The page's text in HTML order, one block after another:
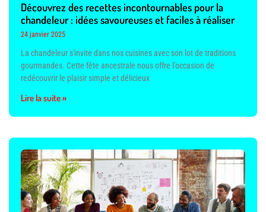
Découvrez des recettes incontournables pour la
chandeleur : idées savoureuses et faciles à réaliser
24 janvier 2025
La chandeleur s'invite dans nos cuisines avec son lot de traditions
gourmandes. Cette fête ancestrale nous offre l'occasion de
redécouvrir le plaisir simple et délicieux
Lire la suite »